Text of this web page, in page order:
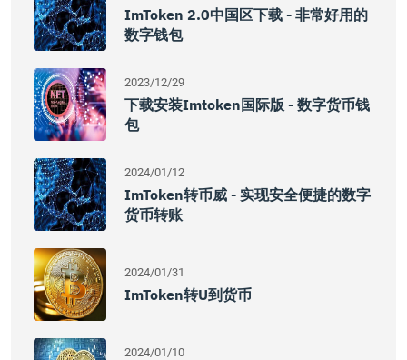
ImToken 2.0中国区下载 - 非常好用的
数字钱包
2023/12/29
下载安装imtoken国际版 - 数字货币钱
包
2024/01/12
ImToken转币威 - 实现安全便捷的数字
货币转账
2024/01/31
ImToken转U到货币
2024/01/10